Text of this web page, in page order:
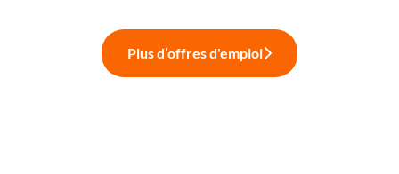
Plus d’offres d'emploi